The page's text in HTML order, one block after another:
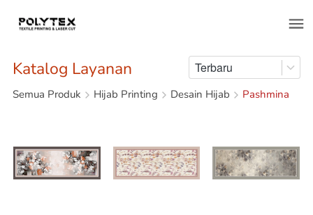
Katalog Layanan Terbaru
Semua Produk Hijab Printing Desain Hijab Pashmina